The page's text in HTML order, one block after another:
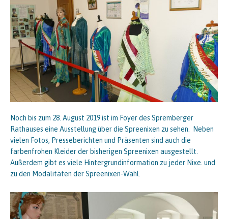
Noch bis zum 28. August 2019 ist im Foyer des Spremberger
Rathauses eine Ausstellung über die Spreenixen zu sehen. Neben
vielen Fotos, Presseberichten und Präsenten sind auch die
farbenfrohen Kleider der bisherigen Spreenixen ausgestellt.
Außerdem gibt es viele Hintergrundinformation zu jeder Nixe. und
zu den Modalitäten der Spreenixen-Wahl.